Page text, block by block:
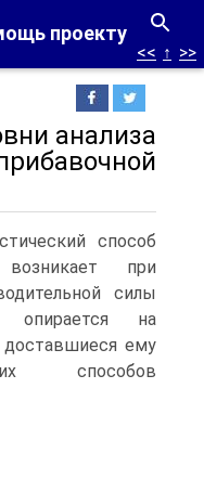
проекту
<< ↑ >>
анализа
способ
при
силы
опирается на
доставшиеся ему
способов